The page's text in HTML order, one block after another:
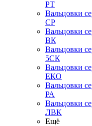
РТ
Вальцовки
СР
Вальцовки
ВК
Вальцовки
5СК
Вальцовки
ЕКО
Вальцовки
РА
Вальцовки
ЛВК
Ещё